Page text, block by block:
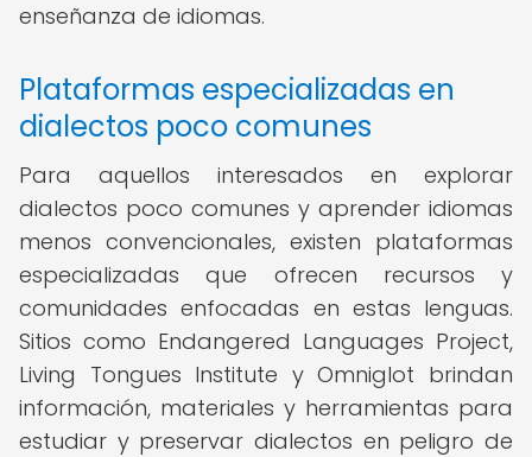
enseñanza de idiomas.
Plataformas especializadas en
dialectos poco comunes
Para aquellos interesados en explorar
dialectos poco comunes y aprender idiomas
menos convencionales, existen plataformas
especializadas que ofrecen recursos y
comunidades enfocadas en estas lenguas.
Sitios como Endangered Languages Project,
Living Tongues Institute y Omniglot brindan
información, materiales y herramientas para
estudiar y preservar dialectos en peligro de